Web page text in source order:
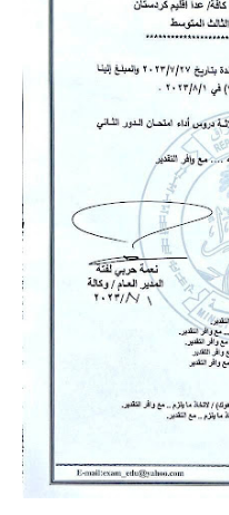
المرحلة الابتدائية
المرحلة المتوسطة
المرحلة الاعدادية
اسئلة وزارية
المرحلة الابتدائية
المرحلة المتوسطة
المرحلة الاعدادية
مرشحات
المرحلة الابتدائية
المرحلة المتوسطة